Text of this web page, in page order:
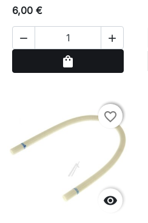
6,00 €
 
shopping_bag

favorite_border
favorite_border